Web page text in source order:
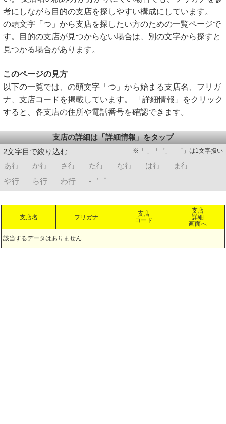
考にしながら目的の支店を探しやすい構成にしています。
の頭文字「つ」から支店を探したい方のための一覧ページで
す。目的の支店が見つからない場合は、別の文字から探すと
見つかる場合があります。
このページの見方
以下の一覧では、の頭文字「つ」から始まる支店名、フリガ
ナ、支店コードを掲載しています。 「詳細情報」をクリック
すると、各支店の住所や電話番号を確認できます。
支店の詳細は「詳細情報」をタップ
2文字目で絞り込む
※「-」「゛」「゜」は1文字扱い
あ行 か行 さ行 た行 な行 は行
ま行
や行
ら行 わ行 -゛゜
支店名 フリガナ
支店
コード
支店
詳細
画面へ
該当するデータはありません